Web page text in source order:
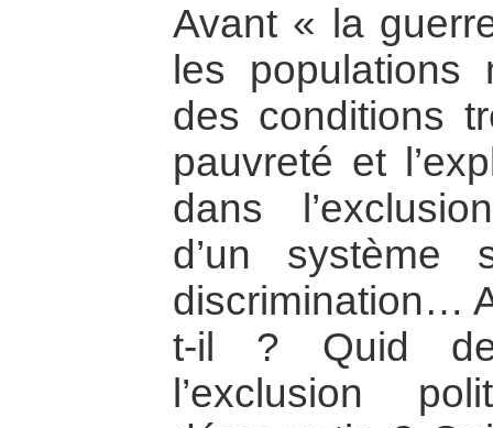
Avant « la
les populations
des conditions
pauvreté et
dans
d’un
discrimination…
t-il ? Quid
l’exclusion